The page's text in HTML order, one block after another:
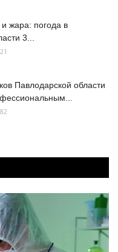
жара: погода в
3...
Павлодарской области